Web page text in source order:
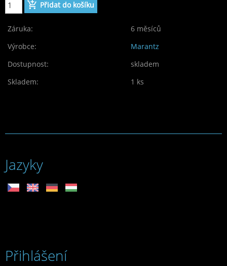
Záruka:
6 měsíců
Výrobce:
Marantz
Dostupnost:
skladem
Skladem:
1 ks
Jazyky
Přihlášení